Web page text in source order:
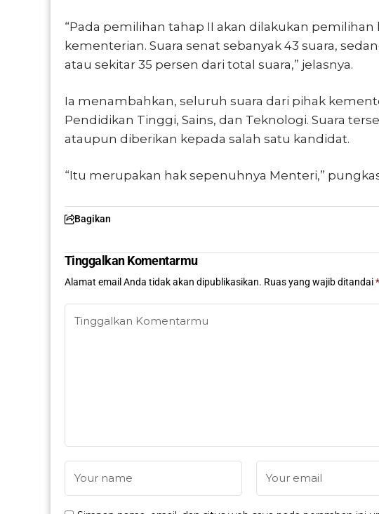
“Pada pemilihan tahap II akan dilakukan
kementerian. Suara senat sebanyak 43 suara,
atau sekitar 35 persen dari total suara,” jelasnya.
Ia menambahkan, seluruh suara dari pihak
Pendidikan Tinggi, Sains, dan Teknologi. Suara
ataupun diberikan kepada salah satu kandidat.
“Itu merupakan hak sepenuhnya Menteri,”
Bagikan
Tinggalkan Komentarmu
Alamat email Anda tidak akan dipublikasikan. Ruas yang wajib ditandai*